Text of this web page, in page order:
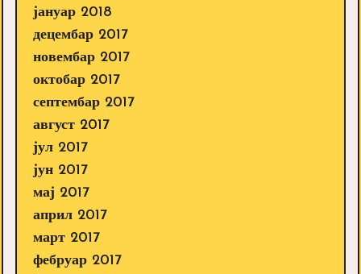
јануар 2018
децембар 2017
новембар 2017
октобар 2017
септембар 2017
август 2017
јул 2017
јун 2017
мај 2017
април 2017
март 2017
фебруар 2017